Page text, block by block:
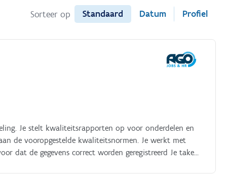
Sorteer op Standaard Datum Profiel
Je stelt kwaliteitsrapporten op voor onderdelen en
de vooropgestelde kwaliteitsnormen. Je werkt met
dat de gegevens correct worden geregistreerd Je taken:.